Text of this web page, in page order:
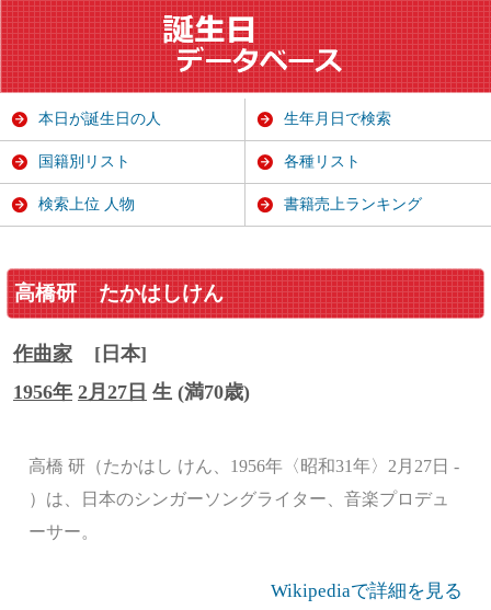
高橋研 たかはしけん
作曲家
[日本]
1956年 2月27日 生 (満70歳)
高橋 研（たかはし けん、1956年〈昭和31年〉2月27日 ‐
）は、日本のシンガーソングライター、音楽プロデュ
ーサー。
Wikipediaで詳細を見る
本日が誕生日の人 生年月日で検索
国籍別リスト 各種リスト
検索上位 人物 書籍売上ランキング